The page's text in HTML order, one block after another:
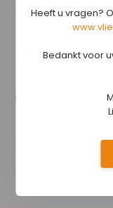
Specificaties
Uitgebreide
Heeft u vragen?
Bedankt voor